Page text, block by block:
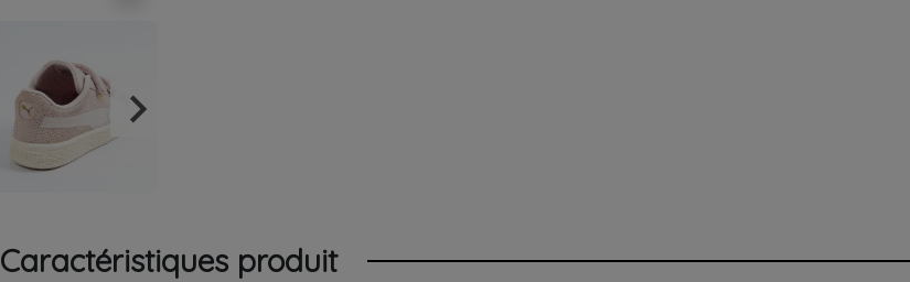
Suivant
keyboard_arrow_right
Caractéristiques produit